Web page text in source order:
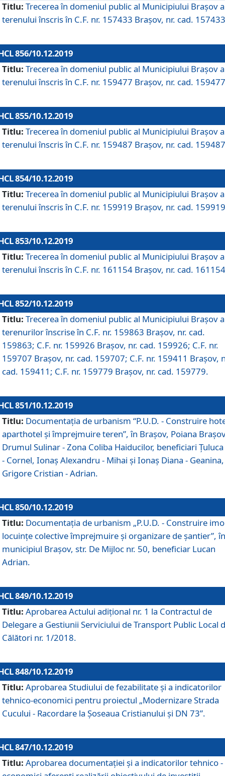
Titlu: Trecerea în domeniul public al Municipiului Braşov a
terenului înscris în C.F. nr. 157433 Brașov, nr. cad.
856/10.12.2019
Titlu: Trecerea în domeniul public al Municipiului Braşov a
terenului înscris în C.F. nr. 159477 Brașov, nr. cad.
855/10.12.2019
Titlu: Trecerea în domeniul public al Municipiului Braşov a
terenului înscris în C.F. nr. 159487 Brașov, nr. cad.
854/10.12.2019
Titlu: Trecerea în domeniul public al Municipiului Braşov a
terenului înscris în C.F. nr. 159919 Brașov, nr. cad.
853/10.12.2019
Titlu: Trecerea în domeniul public al Municipiului Braşov a
terenului înscris în C.F. nr. 161154 Brașov, nr. cad.
852/10.12.2019
Titlu: Trecerea în domeniul public al Municipiului Braşov a
terenurilor înscrise în C.F. nr. 159863 Brașov, nr. cad.
159863; C.F. nr. 159926 Brașov, nr. cad. 159926; C.F. nr.
159707 Brașov, nr. cad. 159707; C.F. nr. 159411 Brașov,
cad. 159411; C.F. nr. 159779 Brașov, nr. cad. 159779.
851/10.12.2019
Titlu: Documentaţia de urbanism “P.U.D. - Construire
aparthotel şi împrejmuire teren”, în Braşov, Poiana
Drumul Sulinar - Zona Coliba Haiducilor, beneficiari
- Cornel, Ionaş Alexandru - Mihai şi Ionaş Diana - Geanina,
Grigore Cristian - Adrian.
850/10.12.2019
Titlu: Documentaţia de urbanism „P.U.D. - Construire
locuințe colective împrejmuire și organizare de șantier”, în
municipiul Braşov, str. De Mijloc nr. 50, beneficiar Lucan
Adrian.
849/10.12.2019
Titlu: Aprobarea Actului adiţional nr. 1 la Contractul de
Delegare a Gestiunii Serviciului de Transport Public Local
Călători nr. 1/2018.
848/10.12.2019
Titlu: Aprobarea Studiului de fezabilitate şi a indicatorilor
tehnico-economici pentru proiectul „Modernizare Strada
Cucului - Racordare la Șoseaua Cristianului și DN 73”.
847/10.12.2019
Titlu: Aprobarea documentației și a indicatorilor tehnico -